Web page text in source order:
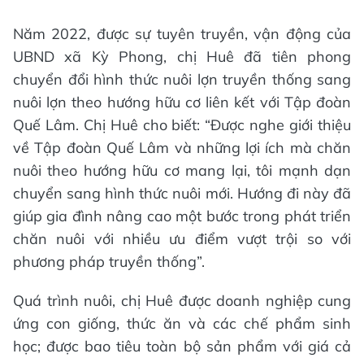
Năm 2022, được sự tuyên truyền, vận động của
UBND xã Kỳ Phong, chị Huê đã tiên phong
chuyển đổi hình thức nuôi lợn truyền thống sang
nuôi lợn theo hướng hữu cơ liên kết với Tập đoàn
Quế Lâm. Chị Huê cho biết: “Được nghe giới thiệu
về Tập đoàn Quế Lâm và những lợi ích mà chăn
nuôi theo hướng hữu cơ mang lại, tôi mạnh dạn
chuyển sang hình thức nuôi mới. Hướng đi này đã
giúp gia đình nâng cao một bước trong phát triển
chăn nuôi với nhiều ưu điểm vượt trội so với
phương pháp truyền thống”.
Quá trình nuôi, chị Huê được doanh nghiệp cung
ứng con giống, thức ăn và các chế phẩm sinh
học; được bao tiêu toàn bộ sản phẩm với giá cả